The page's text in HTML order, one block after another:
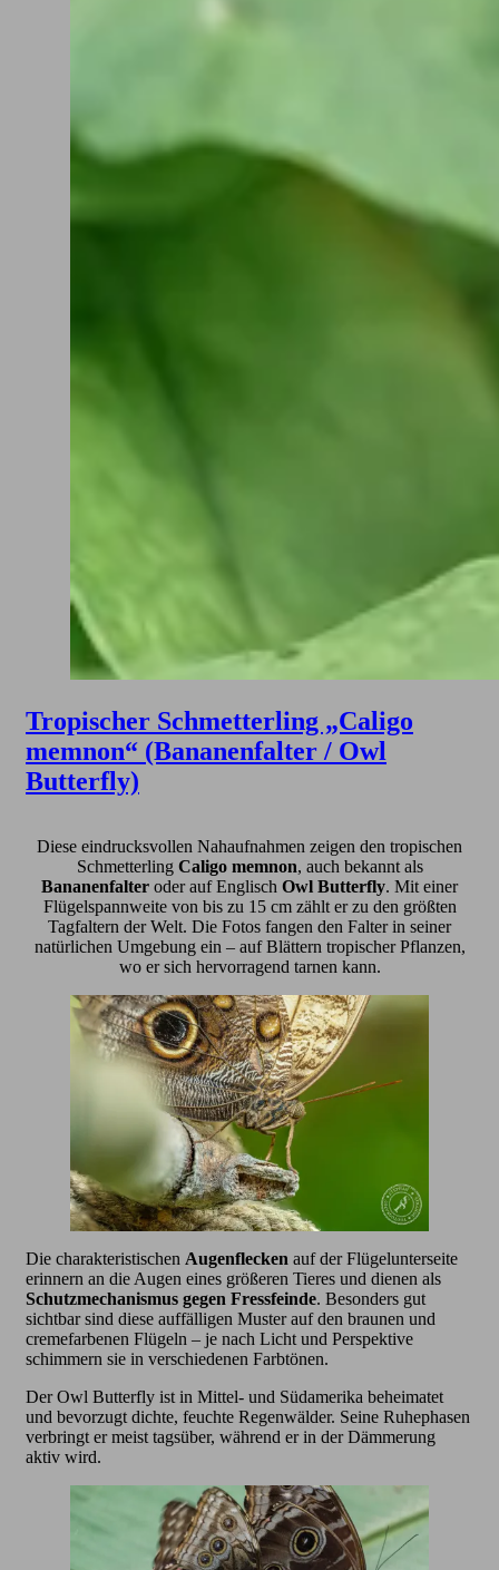
Tropischer Schmetterling „Caligo
memnon“ (Bananenfalter / Owl
Butterfly)
Diese eindrucksvollen Nahaufnahmen zeigen den tropischen
Schmetterling Caligo memnon, auch bekannt als
Bananenfalter oder auf Englisch Owl Butterfly. Mit einer
Flügelspannweite von bis zu 15 cm zählt er zu den größten
Tagfaltern der Welt. Die Fotos fangen den Falter in seiner
natürlichen Umgebung ein – auf Blättern tropischer Pflanzen,
wo er sich hervorragend tarnen kann.
Die charakteristischen Augenflecken auf der Flügelunterseite
erinnern an die Augen eines größeren Tieres und dienen als
Schutzmechanismus gegen Fressfeinde. Besonders gut
sichtbar sind diese auffälligen Muster auf den braunen und
cremefarbenen Flügeln – je nach Licht und Perspektive
schimmern sie in verschiedenen Farbtönen.
Der Owl Butterfly ist in Mittel- und Südamerika beheimatet
und bevorzugt dichte, feuchte Regenwälder. Seine Ruhephasen
verbringt er meist tagsüber, während er in der Dämmerung
aktiv wird.